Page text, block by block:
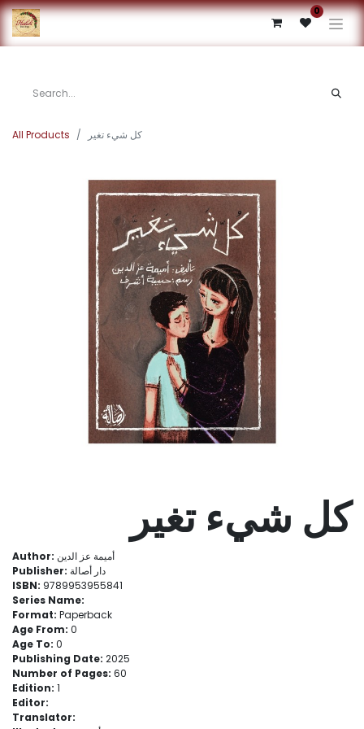
0
All Products كل شيء تغير
كل شيء تغير
Author: أميمة عز الدين
Publisher: دار أصالة
ISBN: 9789953955841
Series Name:
Format: Paperback
Age From: 0
Age To: 0
Publishing Date: 2025
Number of Pages: 60
Edition: 1
Editor:
Translator: